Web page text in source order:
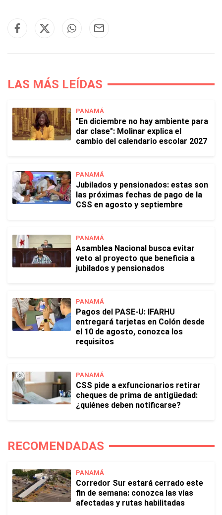
LAS MÁS LEÍDAS
PANAMÁ
"En diciembre no hay ambiente para
dar clase": Molinar explica el
cambio del calendario escolar 2027
PANAMÁ
Jubilados y pensionados: estas son
las próximas fechas de pago de la
CSS en agosto y septiembre
PANAMÁ
Asamblea Nacional busca evitar
veto al proyecto que beneficia a
jubilados y pensionados
PANAMÁ
Pagos del PASE-U: IFARHU
entregará tarjetas en Colón desde
el 10 de agosto, conozca los
requisitos
PANAMÁ
CSS pide a exfuncionarios retirar
cheques de prima de antigüedad:
¿quiénes deben notificarse?
RECOMENDADAS
PANAMÁ
Corredor Sur estará cerrado este
fin de semana: conozca las vías
afectadas y rutas habilitadas